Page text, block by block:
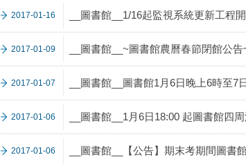
2017-01-16 __圖書館__1/16起監視系統更新工程
2017-01-09 __圖書館__~圖書館農曆春節閉館公告
2017-01-07 __圖書館__圖書館1月6日晚上6時至7
2017-01-06 __圖書館__1月6日18:00 起圖書館四
2017-01-06 __圖書館__【公告】期末考期間圖書